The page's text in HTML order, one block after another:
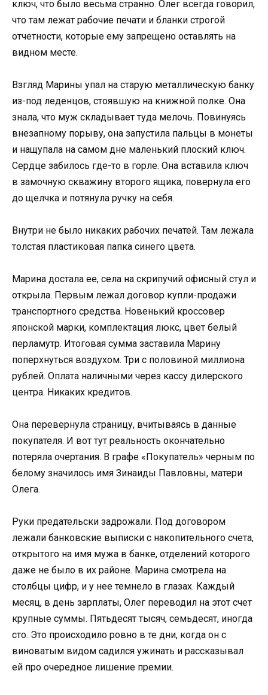
ключ, что было весьма странно. Олег всегда говорил,
что там лежат рабочие печати и бланки строгой
отчетности, которые ему запрещено оставлять на
видном месте.
Взгляд Марины упал на старую металлическую банку
из-под леденцов, стоявшую на книжной полке. Она
знала, что муж складывает туда мелочь. Повинуясь
внезапному порыву, она запустила пальцы в монеты
и нащупала на самом дне маленький плоский ключ.
Сердце забилось где-то в горле. Она вставила ключ
в замочную скважину второго ящика, повернула его
до щелчка и потянула ручку на себя.
Внутри не было никаких рабочих печатей. Там лежала
толстая пластиковая папка синего цвета.
Марина достала ее, села на скрипучий офисный стул и
открыла. Первым лежал договор купли-продажи
транспортного средства. Новенький кроссовер
японской марки, комплектация люкс, цвет белый
перламутр. Итоговая сумма заставила Марину
поперхнуться воздухом. Три с половиной миллиона
рублей. Оплата наличными через кассу дилерского
центра. Никаких кредитов.
Она перевернула страницу, вчитываясь в данные
покупателя. И вот тут реальность окончательно
потеряла очертания. В графе «Покупатель» черным по
белому значилось имя Зинаиды Павловны, матери
Олега.
Руки предательски задрожали. Под договором
лежали банковские выписки с накопительного счета,
открытого на имя мужа в банке, отделений которого
даже не было в их районе. Марина смотрела на
столбцы цифр, и у нее темнело в глазах. Каждый
месяц, в день зарплаты, Олег переводил на этот счет
крупные суммы. Пятьдесят тысяч, семьдесят, иногда
сто. Это происходило ровно в те дни, когда он с
виноватым видом садился ужинать и рассказывал
ей про очередное лишение премии.